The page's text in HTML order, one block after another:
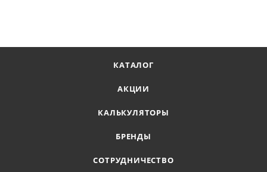
КАТАЛОГ
АКЦИИ
КАЛЬКУЛЯТОРЫ
БРЕНДЫ
СОТРУДНИЧЕСТВО